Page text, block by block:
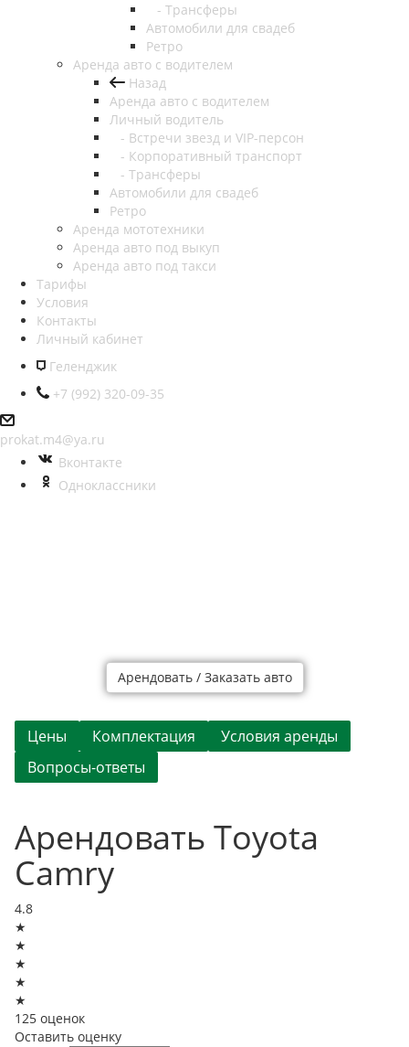
- Трансферы
Автомобили для свадеб
Ретро
Аренда авто с водителем
Назад
Аренда авто с водителем
Личный водитель
- Встречи звезд и VIP-персон
- Корпоративный транспорт
- Трансферы
Автомобили для свадеб
Ретро
Аренда мототехники
Аренда авто под выкуп
Аренда авто под такси
Тарифы
Условия
Контакты
Личный кабинет
Геленджик
+7 (992) 320-09-35
prokat.m4@ya.ru
Вконтакте
Одноклассники
Арендовать / Заказать авто
Цены Комплектация
Условия аренды
Вопросы-ответы
Арендовать Toyota
Camry
4.8
★
★
★
★
★
125 оценок
Оставить оценку